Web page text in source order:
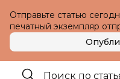
Отправьте статью
печатный экземпляр